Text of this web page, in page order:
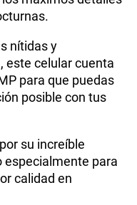
512 GB
8+8
nítidas y
este celular cuenta
para que puedas
posible con tus
su increíble
especialmente para
calidad en